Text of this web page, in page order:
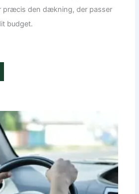
præcis den dækning, der passer
budget.